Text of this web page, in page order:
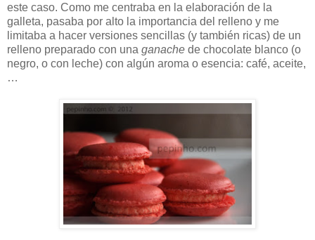
este caso. Como me centraba en la elaboración de la
galleta, pasaba por alto la importancia del relleno y me
limitaba a hacer versiones sencillas (y también ricas) de un
relleno preparado con una ganache de chocolate blanco (o
negro, o con leche) con algún aroma o esencia: café, aceite,
…